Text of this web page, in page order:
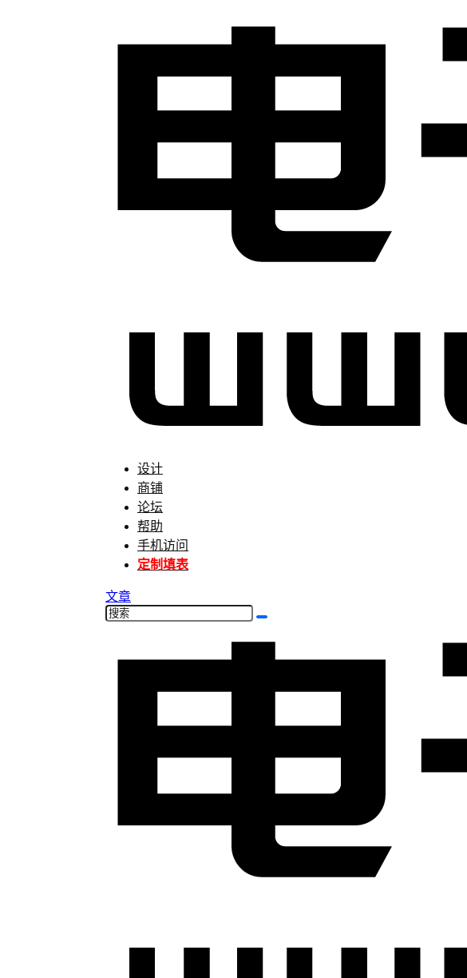
设计
商铺
论坛
帮助
手机访问
定制填表
文章